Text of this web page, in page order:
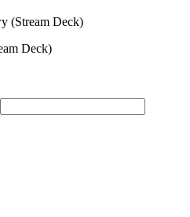
(Stream Deck)
Deck)